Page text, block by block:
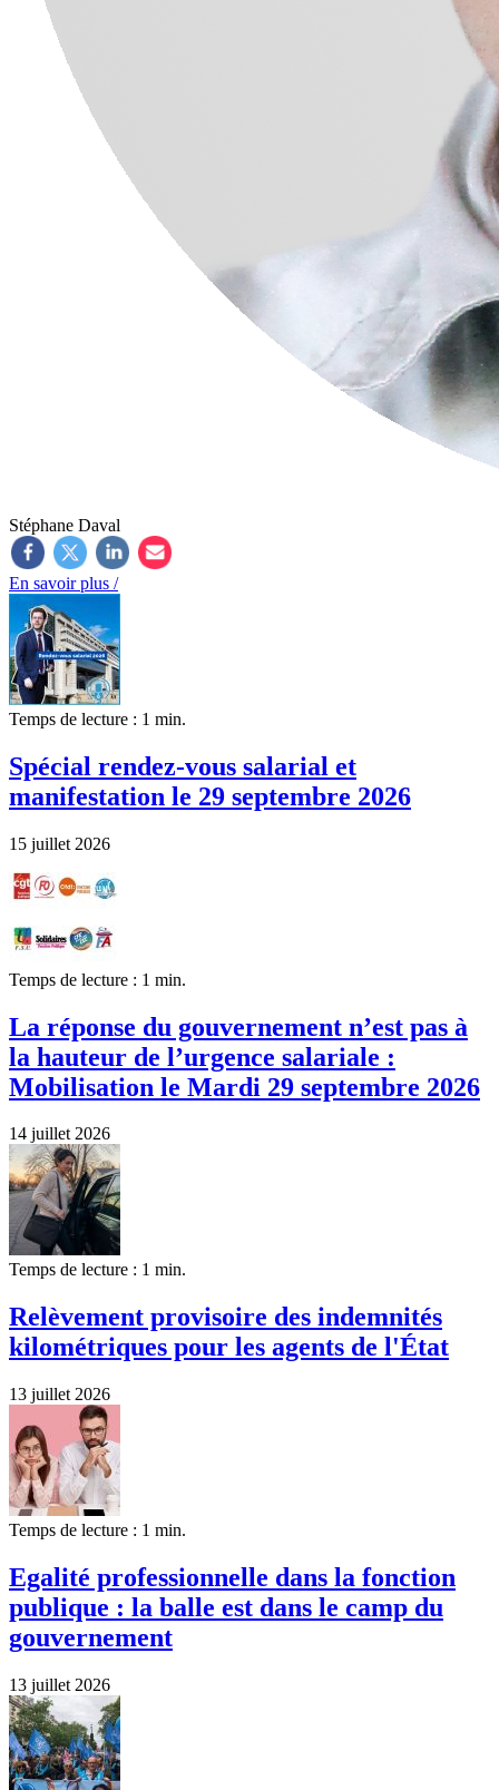
Stéphane Daval
En savoir plus /
Temps de lecture : 1 min.
Spécial rendez-vous salarial et
manifestation le 29 septembre 2026
15 juillet 2026
Temps de lecture : 1 min.
La réponse du gouvernement n’est pas à
la hauteur de l’urgence salariale :
Mobilisation le Mardi 29 septembre 2026
14 juillet 2026
Temps de lecture : 1 min.
Relèvement provisoire des indemnités
kilométriques pour les agents de l'État
13 juillet 2026
Temps de lecture : 1 min.
Egalité professionnelle dans la fonction
publique : la balle est dans le camp du
gouvernement
13 juillet 2026